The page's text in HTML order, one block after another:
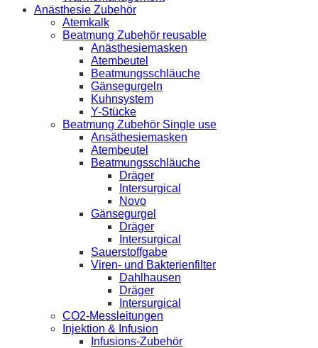
Anästhesie Zubehör
Atemkalk
Beatmung Zubehör reusable
Anästhesiemasken
Atembeutel
Beatmungsschläuche
Gänsegurgeln
Kuhnsystem
Y-Stücke
Beatmung Zubehör Single use
Ansäthesiemasken
Atembeutel
Beatmungsschläuche
Dräger
Intersurgical
Novo
Gänsegurgel
Dräger
Intersurgical
Sauerstoffgabe
Viren- und Bakterienfilter
Dahlhausen
Dräger
Intersurgical
CO2-Messleitungen
Injektion & Infusion
Infusions-Zubehör